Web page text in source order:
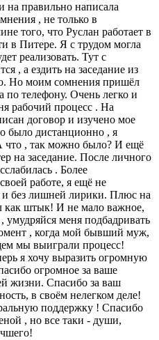
на правильно написала
, не только в
того, что Руслан работает в
в Питере. Я с трудом могла
реализовать. Тут с
, а ездить на заседание из
Но моим сомнения пришёл
по телефону. Очень легко и
рабочий процесс . На
договор и изучено мое
было дистанционно , я
что , так можно было? И ещё
на заседание. После личного
. Более
работе, я ещё не
и без лишней лирики. Плюс на
как штык! И не мало важное,
умудряйся меня подбадривать
, когда мой бывший муж,
мы выиграли процесс!
я хочу выразить огромную
огромное за ваше
жизни. Спасибо за ваш
в своём нелегком деле!
поддержку ! Спасибо
, но все таки - души,